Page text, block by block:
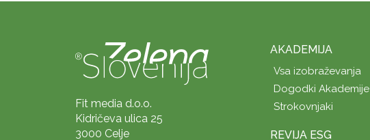
Fit media d.o.o.
Kidričeva ulica 25
3000 Celje
AKADEMIJA
Vsa izobraževanja
Dogodki Akademije
Strokovnjaki
REVIJA ESG